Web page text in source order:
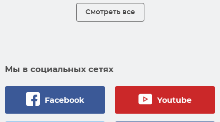
Смотреть все
Мы в социальных сетях
Facebook Youtube